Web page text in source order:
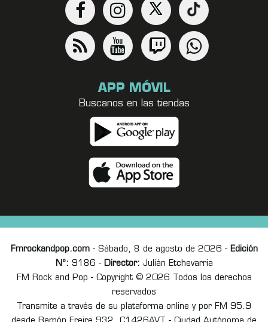
APP MÓVIL
Buscanos en las tiendas
Fmrockandpop.com- Sábado, 8 de agosto de 2026 - Edición
Nº: 9186 - Director: Julián Etchevarria
FM Rock and Pop - Copyright © 2026 Todos los derechos
reservados
Transmite a través de su plataforma online y por FM 95.9